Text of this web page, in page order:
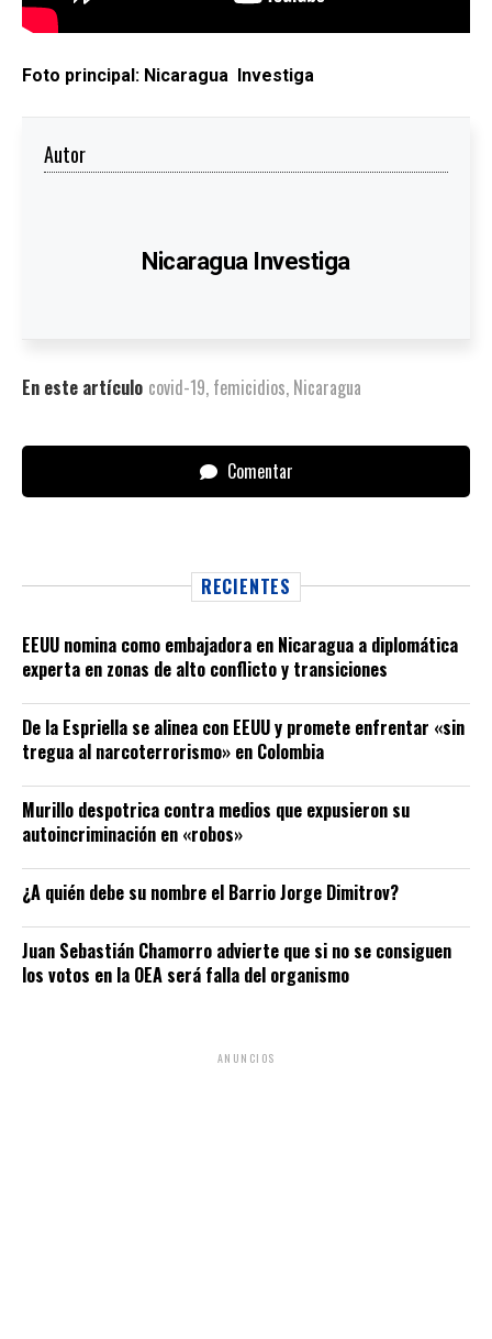
Foto principal: Nicaragua Investiga
Autor
Nicaragua Investiga
En este artículo covid-19, femicidios, Nicaragua
Comentar
RECIENTES
EEUU nomina como embajadora en Nicaragua a diplomática
experta en zonas de alto conflicto y transiciones
De la Espriella se alinea con EEUU y promete enfrentar «sin
tregua al narcoterrorismo» en Colombia
Murillo despotrica contra medios que expusieron su
autoincriminación en «robos»
¿A quién debe su nombre el Barrio Jorge Dimitrov?
Juan Sebastián Chamorro advierte que si no se consiguen
los votos en la OEA será falla del organismo
ANUNCIOS